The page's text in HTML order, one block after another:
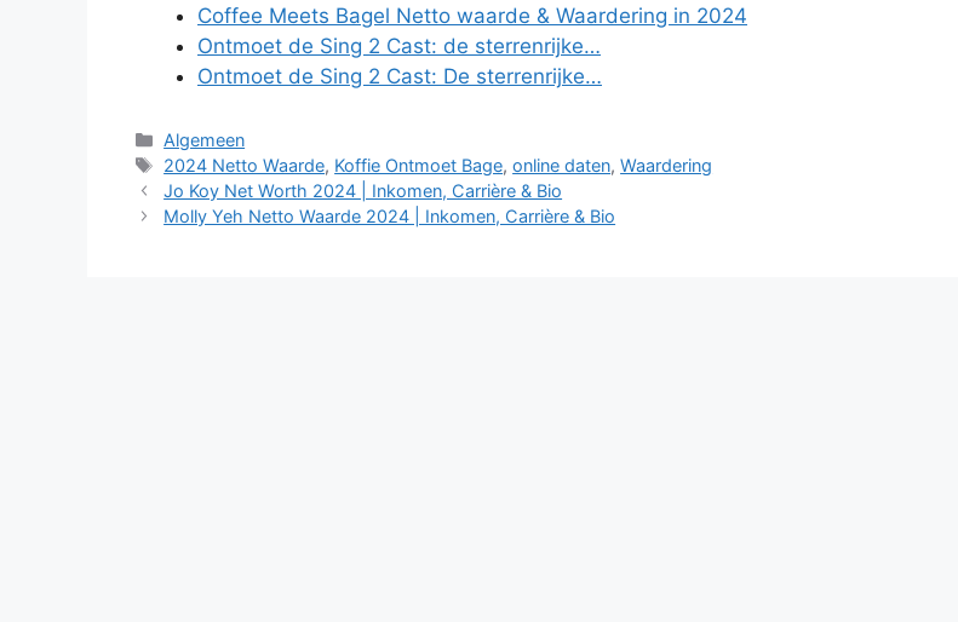
Coffee Meets Bagel Netto waarde & Waardering in 2024
Ontmoet de Sing 2 Cast: de sterrenrijke…
Ontmoet de Sing 2 Cast: De sterrenrijke…
Categories
Algemeen
Tags
2024 Netto Waarde, Koffie Ontmoet Bage,online daten,Waardering
Jo Koy Net Worth 2024 | Inkomen, Carrière & Bio
Molly Yeh Netto Waarde 2024 | Inkomen, Carrière & Bio